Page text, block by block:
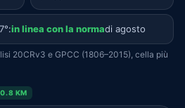
in linea con la normadi agosto
20CRv3 e GPCC (1806–2015), cella più
KM